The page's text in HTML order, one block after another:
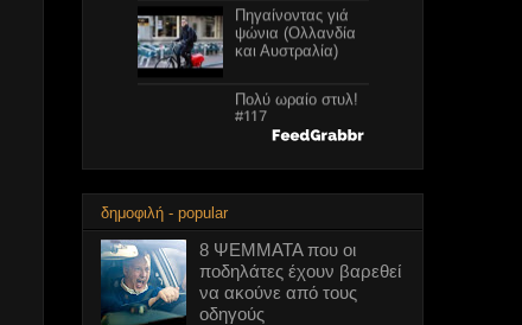
Πηγαίνοντας γιά
ψώνια (Ολλανδία
και Αυστραλία)
Πολύ ωραίο στυλ!
#117
Πολύ ωραίο στυλ!
#116
δημοφιλή - popular
8 ΨΕΜΜΑΤΑ που οι
ποδηλάτες έχουν βαρεθεί
να ακούνε από τους
οδηγούς